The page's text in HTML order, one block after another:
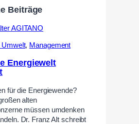
Beiträge
Umwelt, Management
Energiewelt
für die Energiewende?
alten
müssen umdenken
Dr. Franz Alt schreibt